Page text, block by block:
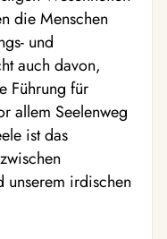
die Menschen
und
auch davon,
Führung für
allem Seelenweg
ist das
unserem irdischen